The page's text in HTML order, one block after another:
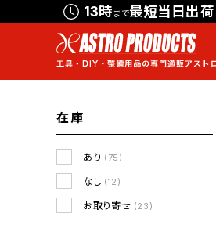
13時まで最短当日出荷
在庫
あり (75)
なし (12)
お取り寄せ (23)